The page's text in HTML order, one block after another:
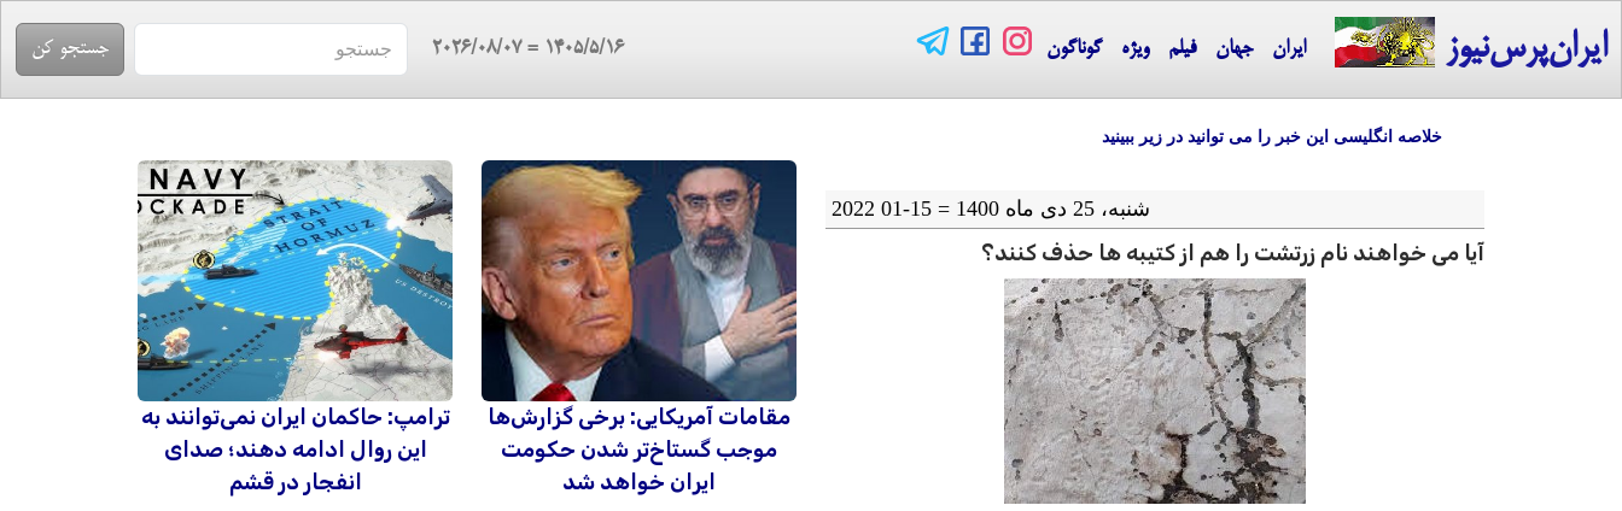
ایران‌پرس‌نیوز ایران جهان فیلم ویژه گوناگون ۱۴۰۵/۵/۱۶ = 2026/08/07
خلاصه انگلیسی این خبر را می توانید در زیر ببینید
شنبه، 25 دی ماه 1400 = 15-01 2022
آیا می خواهند نام زرتشت را هم از کتیبه ها حذف کنند؟
مقامات آمریکایی: برخی گزارش‌ها
موجب گستاخ‌تر شدن حکومت
ایران خواهد شد
ترامپ: حاکمان ایران نمی‌توانند به
این روال ادامه دهند؛ صدای
انفجار در قشم